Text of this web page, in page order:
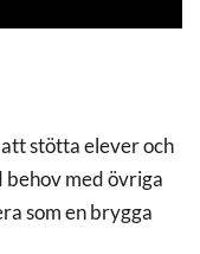
stötta elever och
med övriga
som en brygga